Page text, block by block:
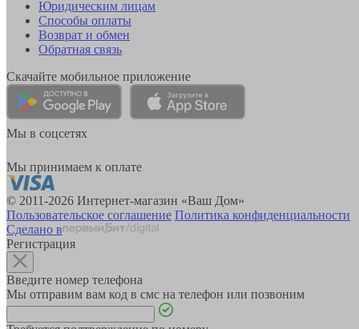
Юридическим лицам
Способы оплаты
Возврат и обмен
Обратная связь
Скачайте мобильное приложение
Мы в соцсетях
Мы принимаем к оплате
© 2011-2026 Интернет-магазин «Ваш Дом»
Пользовательское соглашение Политика конфиденциальности
Сделано в
Регистрация
Введите номер телефона
Мы отправим вам код в смс на телефон или позвоним